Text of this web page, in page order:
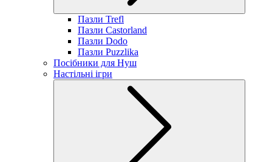
Пазли Trefl
Пазли Castorland
Пазли Dodo
Пазли Puzzlika
Посібники для Нуш
Настільні ігри